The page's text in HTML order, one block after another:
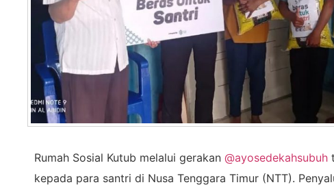
Rumah Sosial Kutub melalui gerakan @ayosedekahsubuh
kepada para santri di Nusa Tenggara Timur (NTT).